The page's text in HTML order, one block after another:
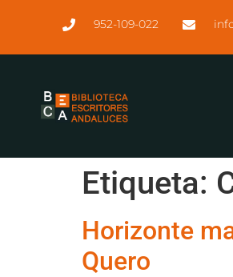
952-109-022
Etiqueta:
Horizonte
Quero